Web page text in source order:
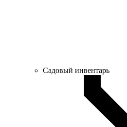
Садовый инвентарь